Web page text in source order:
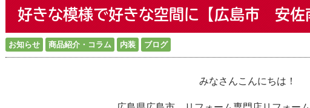
好きな模様で好きな空間に【広島市 安佐
お知らせ 商品紹介・コラム 内装 ブログ
みなさんこんにちは！